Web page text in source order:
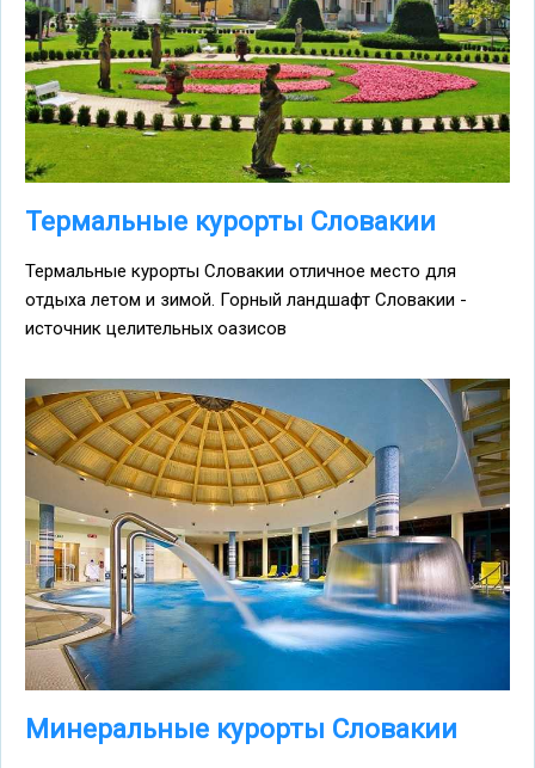
Термальные курорты Словакии
Термальные курорты Словакии отличное место для
отдыха летом и зимой. Горный ландшафт Словакии -
источник целительных оазисов
Минеральные курорты Словакии